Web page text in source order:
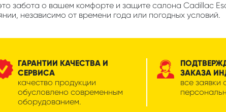
забота о вашем комфорте и защите салона Cadillac
независимо от времени года или погодных условий.
ГАРАНТИИ КАЧЕСТВА И
СЕРВИСА
качество продукции
обусловлено современным
оборудованием.
ЗАКАЗА
все заявки